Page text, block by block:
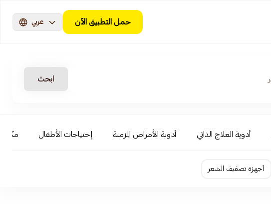
حمل التطبيق الآن عربي
ابحث
أدوية العلاج الذاتي أدوية الأمراض المزمنة إحتياجات الأطفال
أجهزة تصفيف الشعر